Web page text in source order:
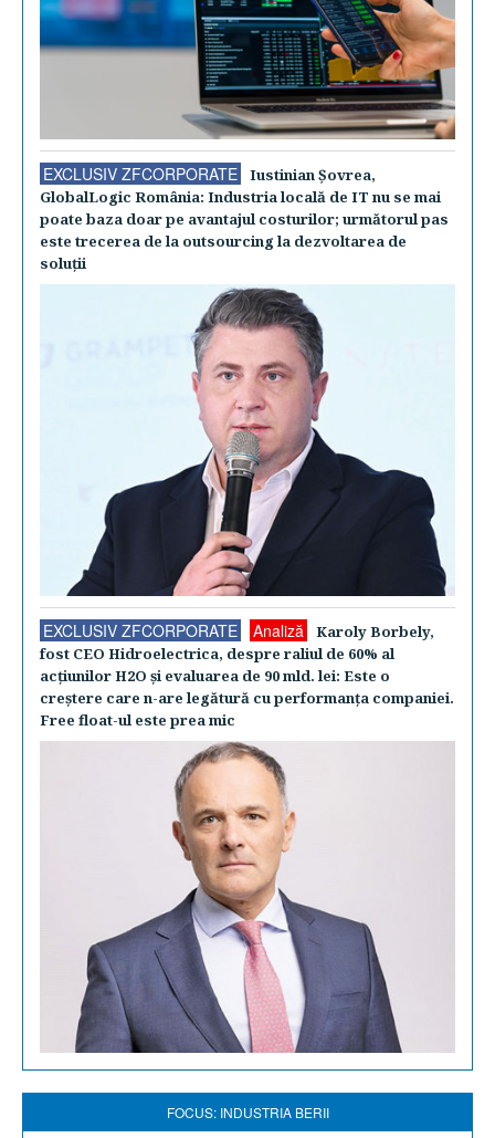
EXCLUSIV ZFCORPORATE
Iustinian Şovrea,
GlobalLogic România: Industria locală de IT nu se mai
poate baza doar pe avantajul costurilor; următorul pas
este trecerea de la outsourcing la dezvoltarea de
soluţii
EXCLUSIV ZFCORPORATE Analiză
Karoly Borbely,
fost CEO Hidroelectrica, despre raliul de 60% al
acţiunilor H2O şi evaluarea de 90 mld. lei: Este o
creştere care n-are legătură cu performanţa companiei.
Free float-ul este prea mic
FOCUS: INDUSTRIA BERII